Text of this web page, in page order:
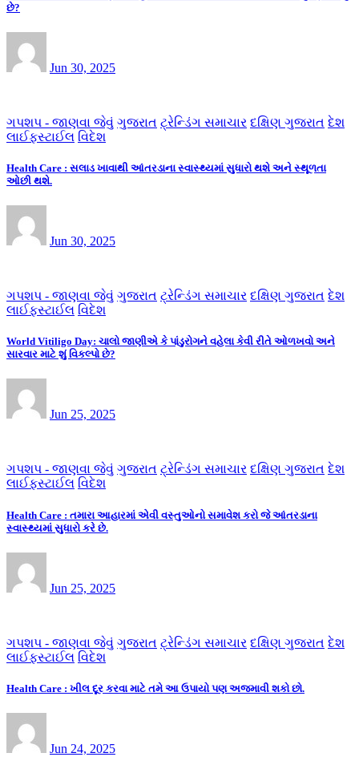
છે?
Jun 30, 2025
ગપશપ - જાણવા જેવું ગુજરાત ટ્રેન્ડિંગ સમાચાર દક્ષિણ ગુજરાત દેશ
લાઈફસ્ટાઈલ વિદેશ
Health Care : સલાડ ખાવાથી આંતરડાના સ્વાસ્થ્યમાં સુધારો થશે અને સ્થૂળતા
ઓછી થશે.
Jun 30, 2025
ગપશપ - જાણવા જેવું ગુજરાત ટ્રેન્ડિંગ સમાચાર દક્ષિણ ગુજરાત દેશ
લાઈફસ્ટાઈલ વિદેશ
World Vitiligo Day: ચાલો જાણીએ કે પાંડુરોગને વહેલા કેવી રીતે ઓળખવો અને
સારવાર માટે શું વિકલ્પો છે?
Jun 25, 2025
ગપશપ - જાણવા જેવું ગુજરાત ટ્રેન્ડિંગ સમાચાર દક્ષિણ ગુજરાત દેશ
લાઈફસ્ટાઈલ વિદેશ
Health Care : તમારા આહારમાં એવી વસ્તુઓનો સમાવેશ કરો જે આંતરડાના
સ્વાસ્થ્યમાં સુધારો કરે છે.
Jun 25, 2025
ગપશપ - જાણવા જેવું ગુજરાત ટ્રેન્ડિંગ સમાચાર દક્ષિણ ગુજરાત દેશ
લાઈફસ્ટાઈલ વિદેશ
Health Care : ખીલ દૂર કરવા માટે તમે આ ઉપાયો પણ અજમાવી શકો છો.
Jun 24, 2025